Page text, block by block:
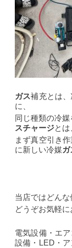
ガス補充とは、
に、
同じ種類の冷
スチャージとは
まず真空引き
に新しい冷媒ガ
当店ではどん
どうぞお気軽
電気設備・エ
設備・LED・